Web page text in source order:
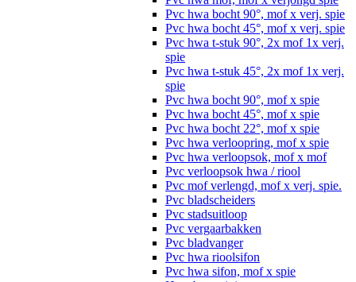
Pvc hwa bocht 90°, mof x verj. spie
Pvc hwa bocht 45°, mof x verj. spie
Pvc hwa t-stuk 90°, 2x mof 1x verj.
spie
Pvc hwa t-stuk 45°, 2x mof 1x verj.
spie
Pvc hwa bocht 90°, mof x spie
Pvc hwa bocht 45°, mof x spie
Pvc hwa bocht 22°, mof x spie
Pvc hwa verloopring, mof x spie
Pvc hwa verloopsok, mof x mof
Pvc verloopsok hwa / riool
Pvc mof verlengd, mof x verj. spie.
Pvc bladscheiders
Pvc stadsuitloop
Pvc vergaarbakken
Pvc bladvanger
Pvc hwa rioolsifon
Pvc hwa sifon, mof x spie